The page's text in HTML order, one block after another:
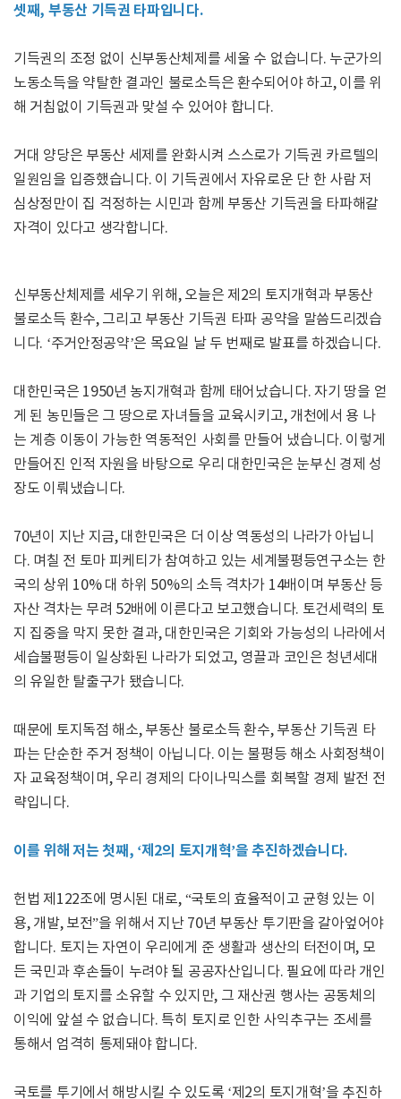
셋째, 부동산 기득권 타파입니다.
기득권의 조정 없이 신부동산체제를 세울 수 없습니다. 누군가의
노동소득을 약탈한 결과인 불로소득은 환수되어야 하고, 이를 위
해 거침없이 기득권과 맞설 수 있어야 합니다.
거대 양당은 부동산 세제를 완화시켜 스스로가 기득권 카르텔의
일원임을 입증했습니다. 이 기득권에서 자유로운 단 한 사람 저
심상정만이 집 걱정하는 시민과 함께 부동산 기득권을 타파해갈
자격이 있다고 생각합니다.
신부동산체제를 세우기 위해, 오늘은 제2의 토지개혁과 부동산
불로소득 환수, 그리고 부동산 기득권 타파 공약을 말씀드리겠습
니다. ‘주거안정공약’은 목요일 날 두 번째로 발표를 하겠습니다.
대한민국은 1950년 농지개혁과 함께 태어났습니다. 자기 땅을 얻
게 된 농민들은 그 땅으로 자녀들을 교육시키고, 개천에서 용 나
는 계층 이동이 가능한 역동적인 사회를 만들어 냈습니다. 이렇게
만들어진 인적 자원을 바탕으로 우리 대한민국은 눈부신 경제 성
장도 이뤄냈습니다.
70년이 지난 지금, 대한민국은 더 이상 역동성의 나라가 아닙니
다. 며칠 전 토마 피케티가 참여하고 있는 세계불평등연구소는 한
국의 상위 10% 대 하위 50%의 소득 격차가 14배이며 부동산 등
자산 격차는 무려 52배에 이른다고 보고했습니다. 토건세력의 토
지 집중을 막지 못한 결과, 대한민국은 기회와 가능성의 나라에서
세습불평등이 일상화된 나라가 되었고, 영끌과 코인은 청년세대
의 유일한 탈출구가 됐습니다.
때문에 토지독점 해소, 부동산 불로소득 환수, 부동산 기득권 타
파는 단순한 주거 정책이 아닙니다. 이는 불평등 해소 사회정책이
자 교육정책이며, 우리 경제의 다이나믹스를 회복할 경제 발전 전
략입니다.
이를 위해 저는 첫째, ‘제2의 토지개혁’을 추진하겠습니다.
헌법 제122조에 명시된 대로, “국토의 효율적이고 균형 있는 이
용, 개발, 보전”을 위해서 지난 70년 부동산 투기판을 갈아엎어야
합니다. 토지는 자연이 우리에게 준 생활과 생산의 터전이며, 모
든 국민과 후손들이 누려야 될 공공자산입니다. 필요에 따라 개인
과 기업의 토지를 소유할 수 있지만, 그 재산권 행사는 공동체의
이익에 앞설 수 없습니다. 특히 토지로 인한 사익추구는 조세를
통해서 엄격히 통제돼야 합니다.
국토를 투기에서 해방시킬 수 있도록 ‘제2의 토지개혁’을 추진하